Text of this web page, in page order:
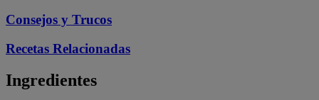
Consejos y Trucos
Recetas Relacionadas
Ingredientes